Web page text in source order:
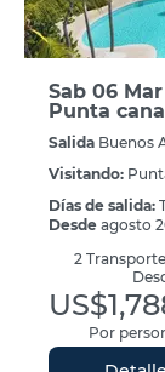
Sab 06
Punta cana
Salida Buenos
Visitando:
Días de salida:
Desde agosto
2
Por